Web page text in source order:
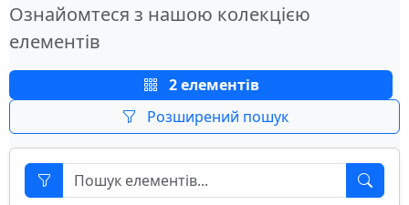
Ознайомтеся з нашою колекцією
елементів
2 елементів
Розширений пошук